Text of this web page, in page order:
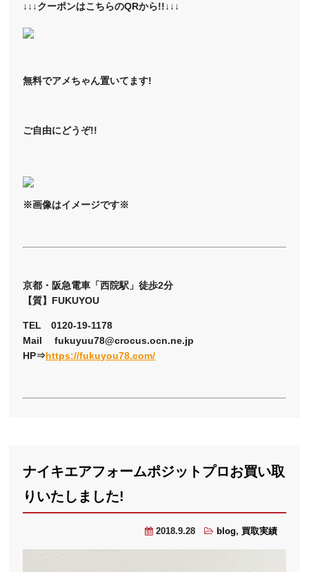
↓↓↓クーポンはこちらのQRから!!↓↓↓
無料でアメちゃん置いてます!
ご自由にどうぞ!!
※画像はイメージです※
京都・阪急電車「西院駅」徒歩2分
【質】FUKUYOU
TEL 0120-19-1178
Mail fukuyuu78@crocus.ocn.ne.jp
HP⇒https://fukuyou78.com/
ナイキエアフォームポジットプロお買い取
りいたしました!
2018.9.28 blog, 買取実績